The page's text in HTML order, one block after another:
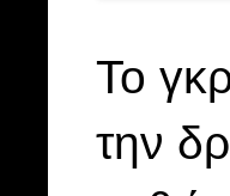
Το
την